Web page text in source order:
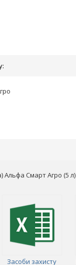
Альфа Смарт Агро (5 л)
Засоби захисту